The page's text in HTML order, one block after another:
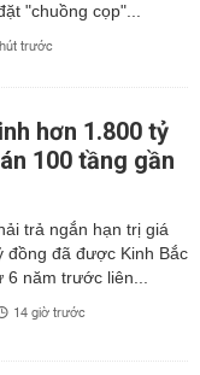
"chuồng cọp"...
trước
hơn 1.800 tỷ
100 tầng gần
đồng đã được Kinh Bắc
6 năm trước liên...
14 giờ trước